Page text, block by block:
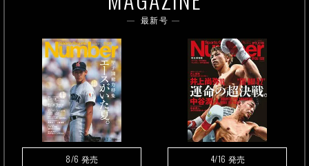
最新号
8/6 発売 4/16 発売